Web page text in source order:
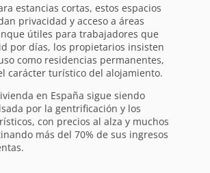
estancias cortas, estos espacios
privacidad y acceso a áreas
útiles para trabajadores que
por días, los propietarios insisten
como residencias permanentes,
carácter turístico del alojamiento.
en España sigue siendo
por la gentrificación y los
con precios al alza y muchos
más del 70% de sus ingresos